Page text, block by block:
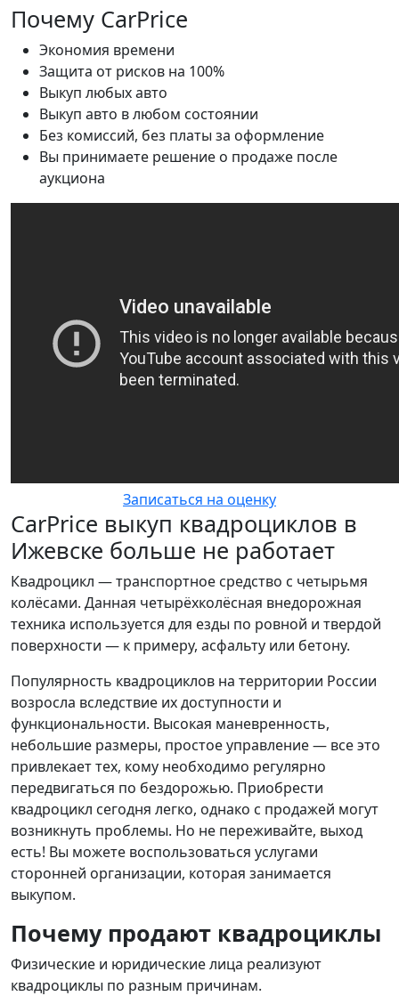
Почему CarPrice
Экономия времени
Защита от рисков на 100%
Выкуп любых авто
Выкуп авто в любом состоянии
Без комиссий, без платы за оформление
Вы принимаете решение о продаже после
аукциона
Записаться на оценку
CarPrice выкуп квадроциклов в
Ижевске больше не работает
Квадроцикл — транспортное средство с четырьмя
колёсами. Данная четырёхколёсная внедорожная
техника используется для езды по ровной и твердой
поверхности — к примеру, асфальту или бетону.
Популярность квадроциклов на территории России
возросла вследствие их доступности и
функциональности. Высокая маневренность,
небольшие размеры, простое управление — все это
привлекает тех, кому необходимо регулярно
передвигаться по бездорожью. Приобрести
квадроцикл сегодня легко, однако с продажей могут
возникнуть проблемы. Но не переживайте, выход
есть! Вы можете воспользоваться услугами
сторонней организации, которая занимается
выкупом.
Почему продают квадроциклы
Физические и юридические лица реализуют
квадроциклы по разным причинам.